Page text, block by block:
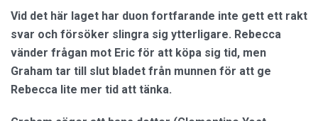
Vid det här laget har duon fortfarande inte gett ett rakt
svar och försöker slingra sig ytterligare. Rebecca
vänder frågan mot Eric för att köpa sig tid, men
Graham tar till slut bladet från munnen för att ge
Rebecca lite mer tid att tänka.